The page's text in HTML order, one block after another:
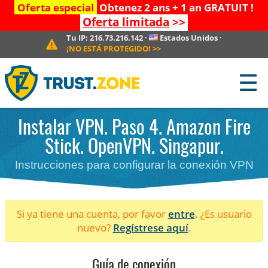
Oferta especial Obtenez 2 ans + 1 an GRATUIT !
Oferta limitada >>
Tu IP: 216.73.216.142· Estados Unidos ·
¡NO ESTÁ PROTEGIDO! >>
☰
Instalar VPN. Paso 4. Amazon Fire
Stick. OpenVPN. Singapur.
Instrucciones para configurar la conexión VPN
Si ya tiene una cuenta, por favorentre. ¿Es usuario
nuevo? Regístrese aquí.